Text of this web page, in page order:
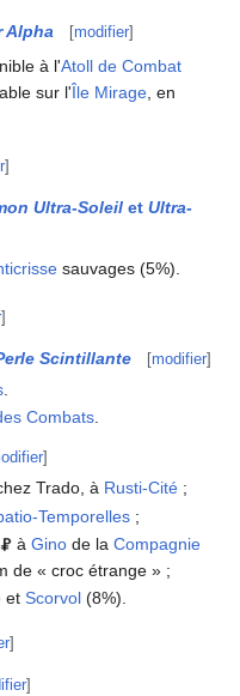
Alpha [modifier]
à l'Atoll de Combat
sur l'Île Mirage , en
]
Ultra-Soleil et Ultra-
sauvages (5%).
]
Scintillante [modifier]
Combats.
]
Trado, à Rusti-Cité ;
Temporelles ;
àGino de laCompagnie
de « croc étrange » ;
etScorvol (8%).
]
]